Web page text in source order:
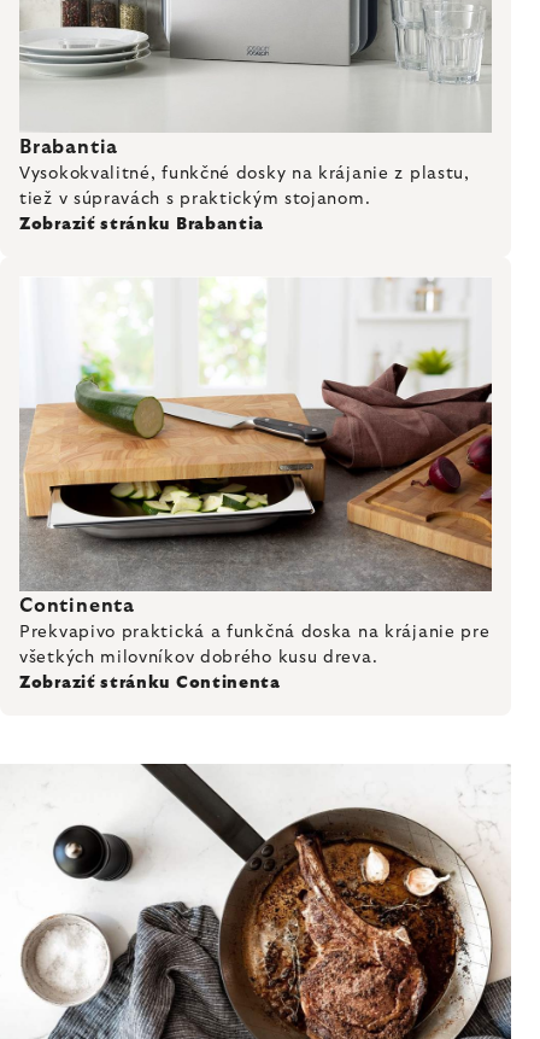
Brabantia
Vysokokvalitné, funkčné dosky na krájanie z plastu,
tiež v súpravách s praktickým stojanom.
Zobraziť stránku Brabantia
Continenta
Prekvapivo praktická a funkčná doska na krájanie pre
všetkých milovníkov dobrého kusu dreva.
Zobraziť stránku Continenta